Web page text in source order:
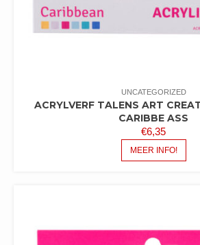
UNCATEGORIZED
ACRYLVERF TALENS ART
CARIBBE ASS
€6,35
MEER INFO!